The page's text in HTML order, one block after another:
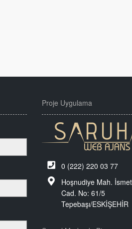
Proje Uygulama
0 (222) 220 03 77
Hoşnudiye Mah.
Cad. No: 61/5
Tepebaşı/ESKİŞEHİR